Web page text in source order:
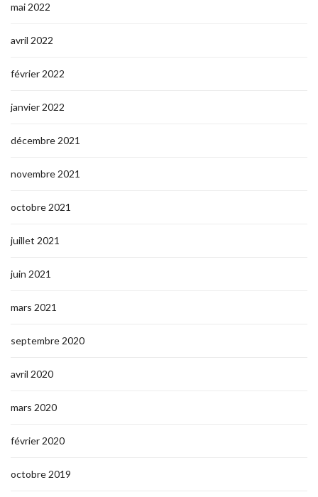
mai 2022
avril 2022
février 2022
janvier 2022
décembre 2021
novembre 2021
octobre 2021
juillet 2021
juin 2021
mars 2021
septembre 2020
avril 2020
mars 2020
février 2020
octobre 2019